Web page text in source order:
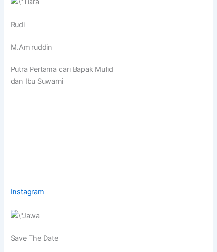
Rudi
M.Amiruddin
Putra Pertama dari Bapak Mufid
dan Ibu Suwarni
Instagram
Save The Date